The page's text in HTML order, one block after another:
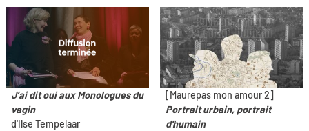
J’ai dit oui aux Monologues du
vagin
d'Ilse Tempelaar
[Maurepas mon amour 2]
Portrait urbain, portrait
d'humain